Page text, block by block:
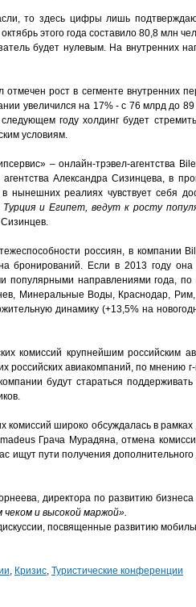
то здесь цифры лишь
этого года составило 80,8 млн
будет нулевым. На внутренних
рост в сегменте внутренних
увеличился на 17% - с 76 млрд до
году холдинг будет
условиям.
– онлайн-трэвел-агентства
Александра Сизинцева, в
нынешних реалиях чувствует себя
и Египет, ведут к росту
россиян, в компании
бронирований. Если в 2013 году
популярными направлениями года,
Минеральные Воды, Краснодар,
динамику (+13,5% на
комиссий крупнейшим
российских авиакомпаний, по мнению
будут стараться
комиссий широко обсуждалась в
Грача Мурадяна, отмена
ищут пути получения
директора по развитию
и высокой маржой».
посвященные развитию
, Кризис, Туристические конференции